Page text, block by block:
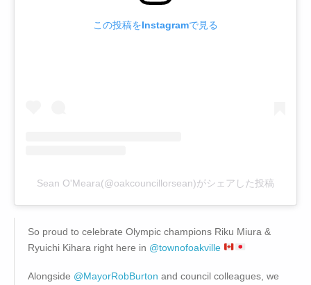
この投稿をInstagramで見る
Sean O'Meara(@oakcouncillorsean)がシェアした投稿
So proud to celebrate Olympic champions Riku Miura &
Ryuichi Kihara right here in @townofoakville
Alongside @MayorRobBurton and council colleagues, we